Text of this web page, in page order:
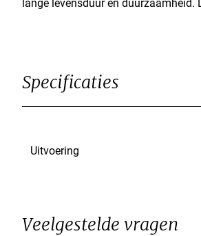
lange levensduur en
Specificaties
Uitvoering
Veelgestelde vragen